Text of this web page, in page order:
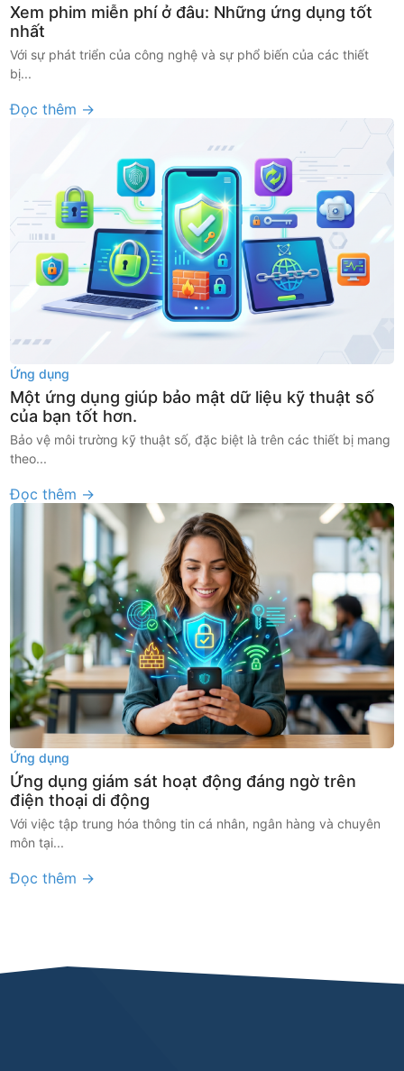
Xem phim miễn phí ở đâu: Những ứng dụng tốt
nhất
Với sự phát triển của công nghệ và sự phổ biến của các thiết
bị...
Đọc thêm →
Ứng dụng
Một ứng dụng giúp bảo mật dữ liệu kỹ thuật số
của bạn tốt hơn.
Bảo vệ môi trường kỹ thuật số, đặc biệt là trên các thiết bị mang
theo...
Đọc thêm →
Ứng dụng
Ứng dụng giám sát hoạt động đáng ngờ trên
điện thoại di động
Với việc tập trung hóa thông tin cá nhân, ngân hàng và chuyên
môn tại...
Đọc thêm →